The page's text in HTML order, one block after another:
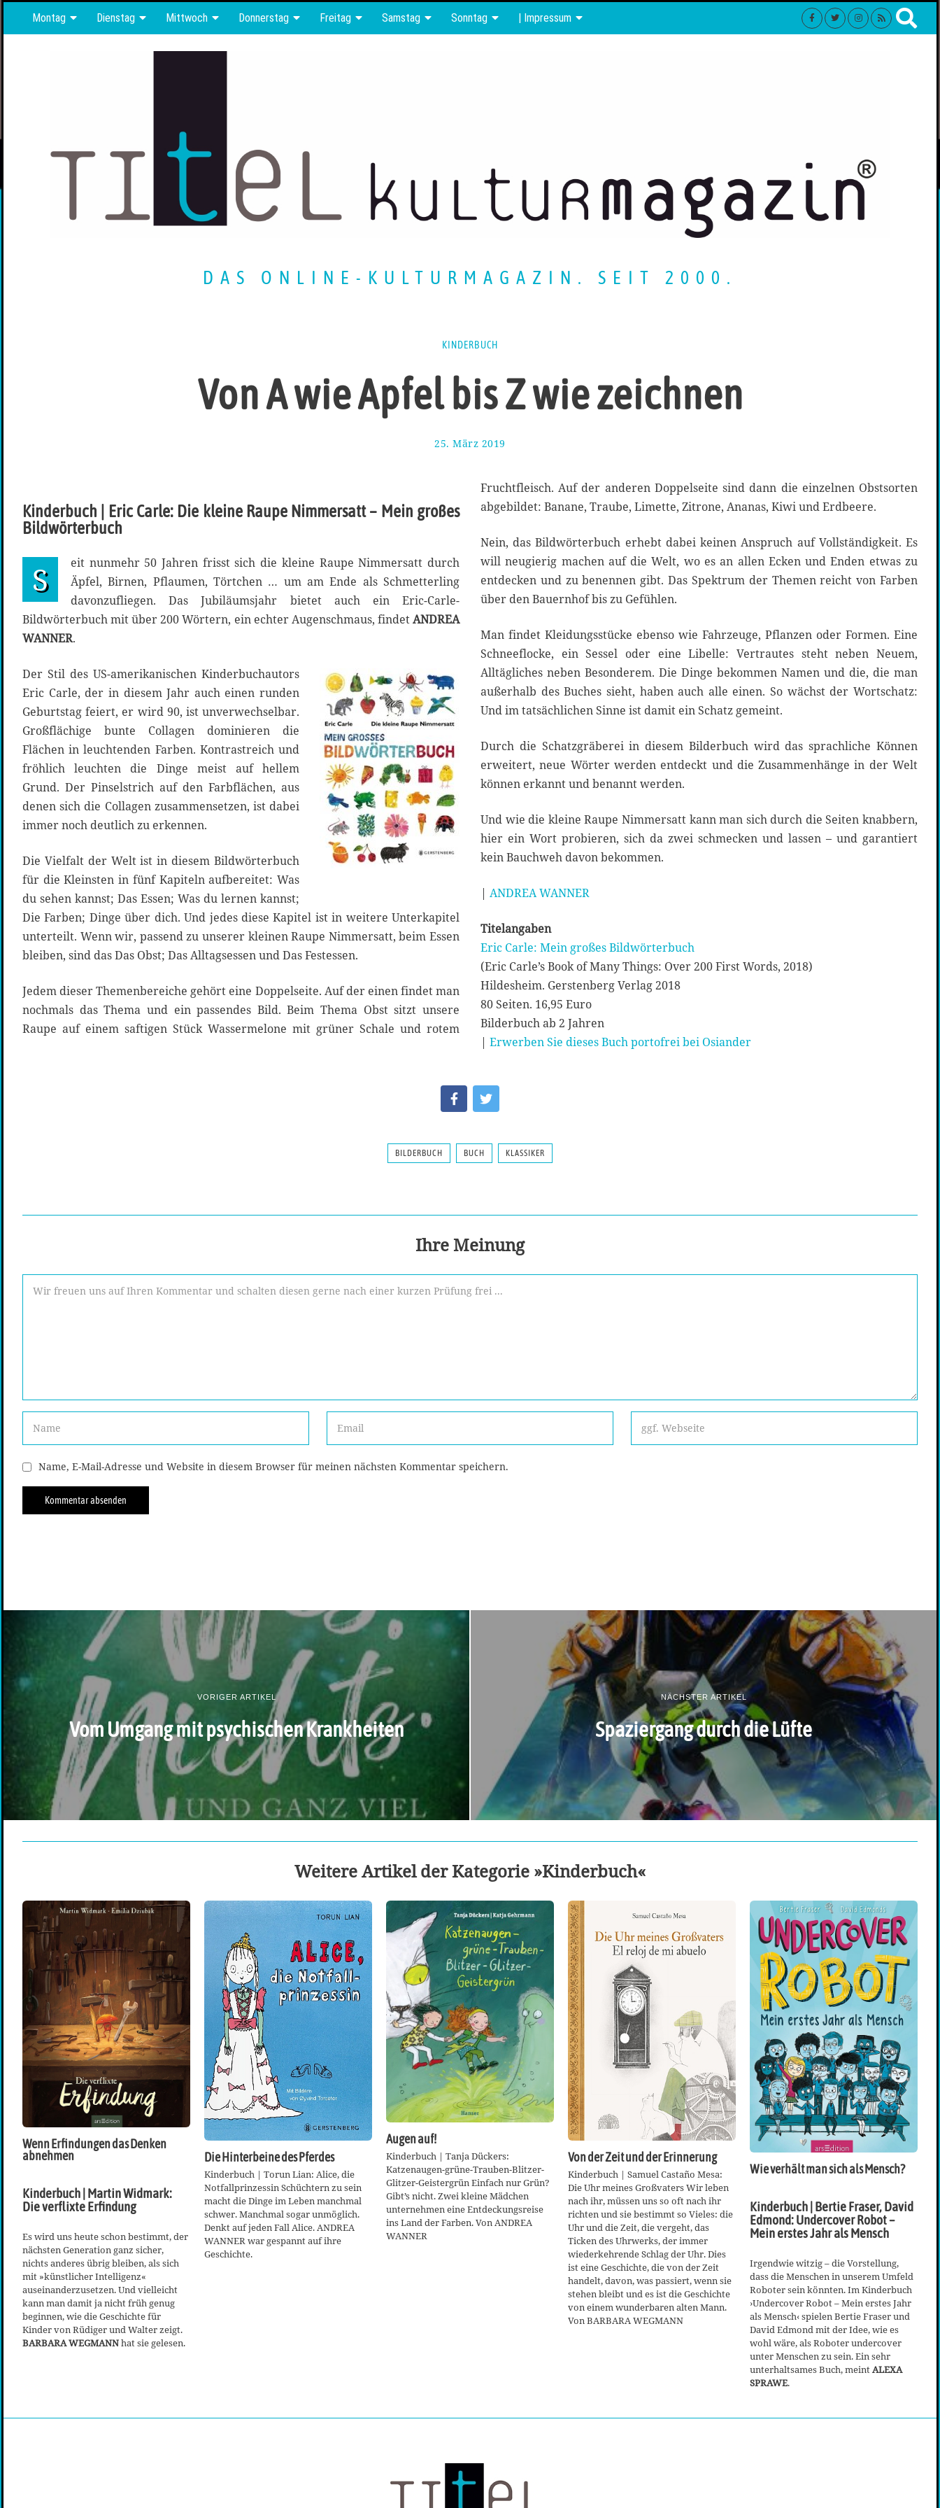
Montag Dienstag Mittwoch Donnerstag Freitag Samstag Sonntag | Impressum
DAS ONLINE-KULTURMAGAZIN. SEIT 2000.
KINDERBUCH
Von A wie Apfel bis Z wie zeichnen
25. März 2019
M
ä
r
1
9
Kinderbuch | Eric Carle: Die kleine Raupe Nimmersatt – Mein großes
Bildwörterbuch
S
eit nunmehr 50 Jahren frisst sich die kleine Raupe Nimmersatt durch
Äpfel, Birnen, Pflaumen, Törtchen … um am Ende als Schmetterling
davonzufliegen. Das Jubiläumsjahr bietet auch ein Eric-Carle-
Bildwörterbuch mit über 200 Wörtern, ein echter Augenschmaus, findetANDREA
WANNER.
Der Stil des US-amerikanischen Kinderbuchautors
Eric Carle, der in diesem Jahr auch einen runden
Geburtstag feiert, er wird 90, ist unverwechselbar.
Großflächige bunte Collagen dominieren die
Flächen in leuchtenden Farben. Kontrastreich und
fröhlich leuchten die Dinge meist auf hellem
Grund. Der Pinselstrich auf den Farbflächen, aus
denen sich die Collagen zusammensetzen, ist dabei
immer noch deutlich zu erkennen.
Die Vielfalt der Welt ist in diesem Bildwörterbuch
für die Kleinsten in fünf Kapiteln aufbereitet: Was
du sehen kannst; Das Essen; Was du lernen kannst;
Die Farben; Dinge über dich. Und jedes diese Kapitel ist in weitere Unterkapitel
unterteilt. Wenn wir, passend zu unserer kleinen Raupe Nimmersatt, beim Essen
bleiben, sind das Das Obst; Das Alltagsessen und Das Festessen.
Jedem dieser Themenbereiche gehört eine Doppelseite. Auf der einen findet man
nochmals das Thema und ein passendes Bild. Beim Thema Obst sitzt unsere
Raupe auf einem saftigen Stück Wassermelone mit grüner Schale und rotem
Fruchtfleisch. Auf der anderen Doppelseite sind dann die einzelnen Obstsorten
abgebildet: Banane, Traube, Limette, Zitrone, Ananas, Kiwi und Erdbeere.
Nein, das Bildwörterbuch erhebt dabei keinen Anspruch auf Vollständigkeit. Es
will neugierig machen auf die Welt, wo es an allen Ecken und Enden etwas zu
entdecken und zu benennen gibt. Das Spektrum der Themen reicht von Farben
über den Bauernhof bis zu Gefühlen.
Man findet Kleidungsstücke ebenso wie Fahrzeuge, Pflanzen oder Formen. Eine
Schneeflocke, ein Sessel oder eine Libelle: Vertrautes steht neben Neuem,
Alltägliches neben Besonderem. Die Dinge bekommen Namen und die, die man
außerhalb des Buches sieht, haben auch alle einen. So wächst der Wortschatz:
Und im tatsächlichen Sinne ist damit ein Schatz gemeint.
Durch die Schatzgräberei in diesem Bilderbuch wird das sprachliche Können
erweitert, neue Wörter werden entdeckt und die Zusammenhänge in der Welt
können erkannt und benannt werden.
Und wie die kleine Raupe Nimmersatt kann man sich durch die Seiten knabbern,
hier ein Wort probieren, sich da zwei schmecken und lassen – und garantiert
kein Bauchweh davon bekommen.
| ANDREA WANNER
Titelangaben
Eric Carle: Mein großes Bildwörterbuch
(Eric Carle’s Book of Many Things: Over 200 First Words, 2018)
Hildesheim. Gerstenberg Verlag 2018
80 Seiten. 16,95 Euro
Bilderbuch ab 2 Jahren
| Erwerben Sie dieses Buch portofrei bei Osiander
BILDERBUCH BUCH KLASSIKER
Ihre Meinung
Name, E-Mail-Adresse und Website in diesem Browser für meinen nächsten Kommentar speichern.
VORIGER ARTIKEL
Vom Umgang mit psychischen Krankheiten
NÄCHSTER ARTIKEL
Spaziergang durch die Lüfte
Weitere Artikel der Kategorie »Kinderbuch«
Wenn Erfindungen das Denken
abnehmen
Kinderbuch | Martin Widmark:
Die verflixte Erfindung
Es wird uns heute schon bestimmt, der
nächsten Generation ganz sicher,
nichts anderes übrig bleiben, als sich
mit »künstlicher Intelligenz«
auseinanderzusetzen. Und vielleicht
kann man damit ja nicht früh genug
beginnen, wie die Geschichte für
Kinder von Rüdiger und Walter zeigt.
BARBARA WEGMANNhat sie gelesen.
Die Hinterbeine des Pferdes
Kinderbuch | Torun Lian: Alice, die
Notfallprinzessin Schüchtern zu sein
macht die Dinge im Leben manchmal
schwer. Manchmal sogar unmöglich.
Denkt auf jeden Fall Alice. ANDREA
WANNER war gespannt auf ihre
Geschichte.
Augen auf!
Kinderbuch | Tanja Dückers:
Katzenaugen-grüne-Trauben-Blitzer-
Glitzer-Geistergrün Einfach nur Grün?
Gibt’s nicht. Zwei kleine Mädchen
unternehmen eine Entdeckungsreise
ins Land der Farben. Von ANDREA
WANNER
Von der Zeit und der Erinnerung
Kinderbuch | Samuel Castaño Mesa:
Die Uhr meines Großvaters Wir leben
nach ihr, müssen uns so oft nach ihr
richten und sie bestimmt so Vieles: die
Uhr und die Zeit, die vergeht, das
Ticken des Uhrwerks, der immer
wiederkehrende Schlag der Uhr. Dies
ist eine Geschichte, die von der Zeit
handelt, davon, was passiert, wenn sie
stehen bleibt und es ist die Geschichte
von einem wunderbaren alten Mann.
Von BARBARA WEGMANN
Wie verhält man sich als Mensch?
Kinderbuch | Bertie Fraser, David
Edmond: Undercover Robot –
Mein erstes Jahr als Mensch
Irgendwie witzig – die Vorstellung,
dass die Menschen in unserem Umfeld
Roboter sein könnten. Im Kinderbuch
›Undercover Robot – Mein erstes Jahr
als Mensch‹ spielen Bertie Fraser und
David Edmond mit der Idee, wie es
wohl wäre, als Roboter undercover
unter Menschen zu sein. Ein sehr
unterhaltsames Buch, meintALEXA
SPRAWE.